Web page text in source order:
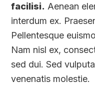
facilisi. Aenean
interdum ex.
Pellentesque
Nam nisl ex,
sed dui. Sed
venenatis molestie.